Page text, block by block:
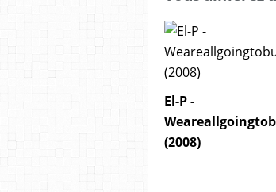
El-P -
(2008)